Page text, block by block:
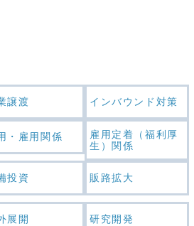
譲渡 インバウンド対策
・雇用関係
雇用定着（福利厚
生）関係
投資 販路拡大
展開 研究開発